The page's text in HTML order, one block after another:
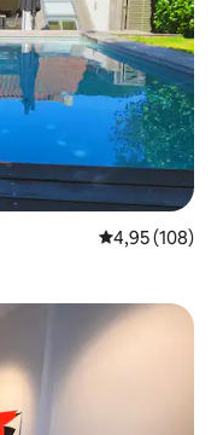
Průměrné
4,95 (108)